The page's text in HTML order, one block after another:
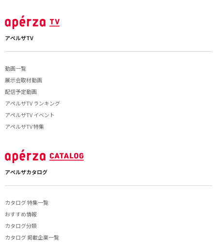
アペルザTV
動画一覧
展示会取材動画
配信予定動画
アペルザTV ランキング
アペルザTV イベント
アペルザTV 特集
アペルザカタログ
カタログ 特集一覧
おすすめ情報
カタログ分類
カタログ 掲載企業一覧